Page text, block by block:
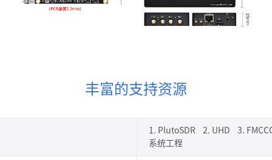
丰富的支持资源
1. PlutoSDR 2. UHD 3.
系统工程